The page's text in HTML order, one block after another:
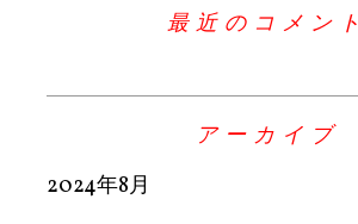
最近のコメント
アーカイブ
2024年8月